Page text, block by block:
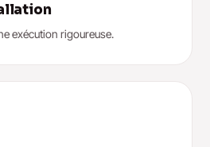
exécution rigoureuse.